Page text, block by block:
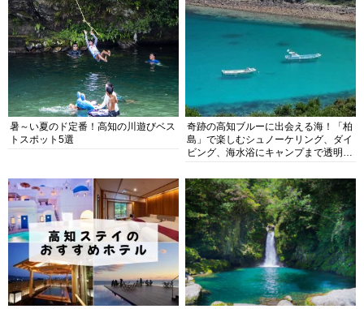
暑～い夏のド定番！高知の川遊びベス
トスポット5選
奇跡の高知ブルーに出会える海！「柏
島」で楽しむシュノーケリング、ダイ
ビング、海水浴にキャンプまで透明度